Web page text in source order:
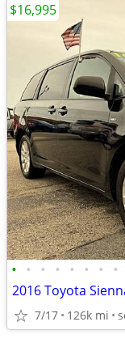
• • • • • • • •
2016 Toyota
7/17 126k mi
$16,995